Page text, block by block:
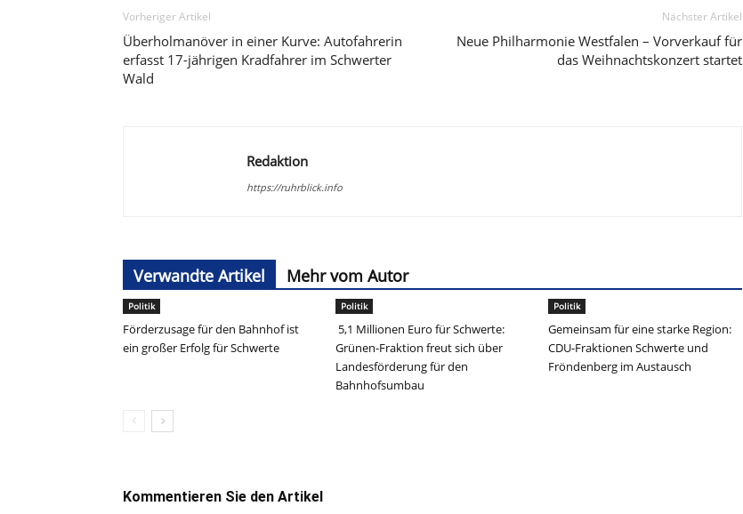
Vorheriger Artikel
Überholmanöver in einer Kurve: Autofahrerin
erfasst 17-jährigen Kradfahrer im Schwerter
Wald
Nächster Artikel
Neue Philharmonie Westfalen – Vorverkauf für
das Weihnachtskonzert startet
Redaktion
https://ruhrblick.info
Verwandte Artikel Mehr vom Autor
Politik
Förderzusage für den Bahnhof ist
ein großer Erfolg für Schwerte
Politik
5,1 Millionen Euro für Schwerte:
Grünen-Fraktion freut sich über
Landesförderung für den
Bahnhofsumbau
Politik
Gemeinsam für eine starke Region:
CDU-Fraktionen Schwerte und
Fröndenberg im Austausch
Kommentieren Sie den Artikel